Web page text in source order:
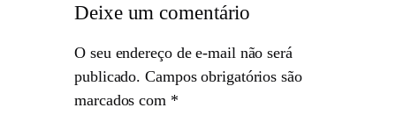
Deixe um comentário
O seu endereço de e-mail não será
publicado. Campos obrigatórios são
marcados com *